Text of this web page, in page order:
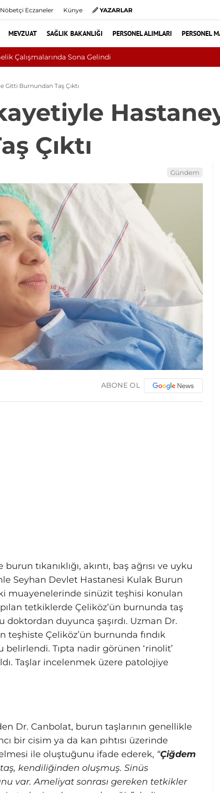
Nöbetçi Eczaneler Künye YAZARLAR
MEVZUAT SAĞLIK BAKANLIĞI PERSONEL ALIMLARI PERSONEL
Cilt Kanseri Çıktı: Ameliyattan 60 Dikişle Uyandı
Gitti Burnundan Taş Çıktı
Çıktı
Gündem
ABONE OL
tıkanıklığı, akıntı, baş ağrısı ve uyku
Seyhan Devlet Hastanesi Kulak Burun
muayenelerinde sinüzit teşhisi konulan
tetkiklerde Çeliköz’ün burnunda taş
duyunca şaşırdı. Uzman Dr.
teşhiste Çeliköz’ün burnunda fındık
Tıpta nadir görünen ‘rinolit’
Taşlar incelenmek üzere patolojiye
Dr. Canbolat, burun taşlarının genellikle
bir cisim ya da kan pıhtısı üzerinde
ile oluştuğunu ifade ederek, “Çiğdem
taş, kendiliğinden oluşmuş. Sinüs
var. Ameliyat sonrası gereken tetkikler